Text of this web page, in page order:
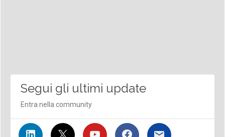
Segui gli ultimi update
Entra nella community